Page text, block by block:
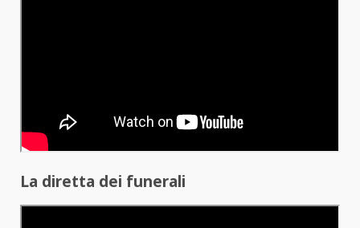
La diretta dei funerali